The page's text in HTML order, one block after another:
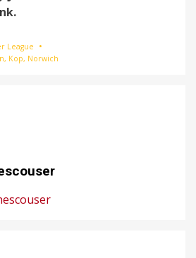
League
, Kop, Norwich